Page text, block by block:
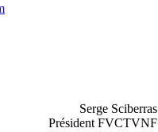
Serge Sciberras
Président FVCTVNF